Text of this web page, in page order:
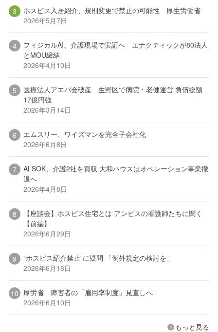
ホスピス入居紹介、規則変更で禁止の可能性 厚生労働省
2026年5月7日
フィジカルAI、介護現場で実証へ エナクティックが80法人
とMOU締結
2026年4月10日
医療法人アエバ会破産 生野区で病院・老健運営 負債総額
17億円強
2026年3月14日
エムスリー、ワイズマンを完全子会社化
2026年6月8日
ALSOK、介護2社を買収 大和ハウスはオペレーション事業撤
退へ
2026年4月8日
【座談会】ホスピス住宅とは アンビスの看護師たちに聞く
【前編】
2026年6月29日
”ホスピス紹介禁止”に疑問 「例外規定の検討を」
2026年6月18日
厚労省 障害者の「雇用率制度」見直しへ
2026年6月10日
もっと見る